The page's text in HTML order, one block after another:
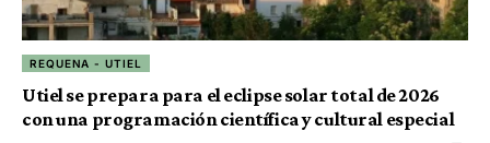
REQUENA - UTIEL
Utiel se prepara para el eclipse solar total de 2026
con una programación científica y cultural especial